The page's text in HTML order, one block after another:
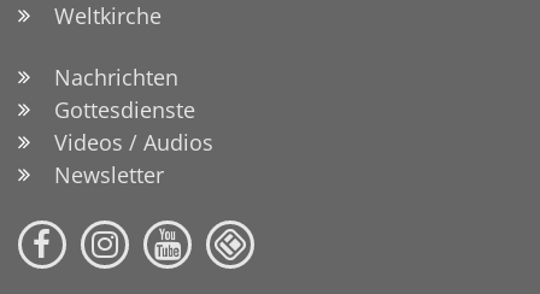
Weltkirche
Nachrichten
Gottesdienste
Videos / Audios
Newsletter